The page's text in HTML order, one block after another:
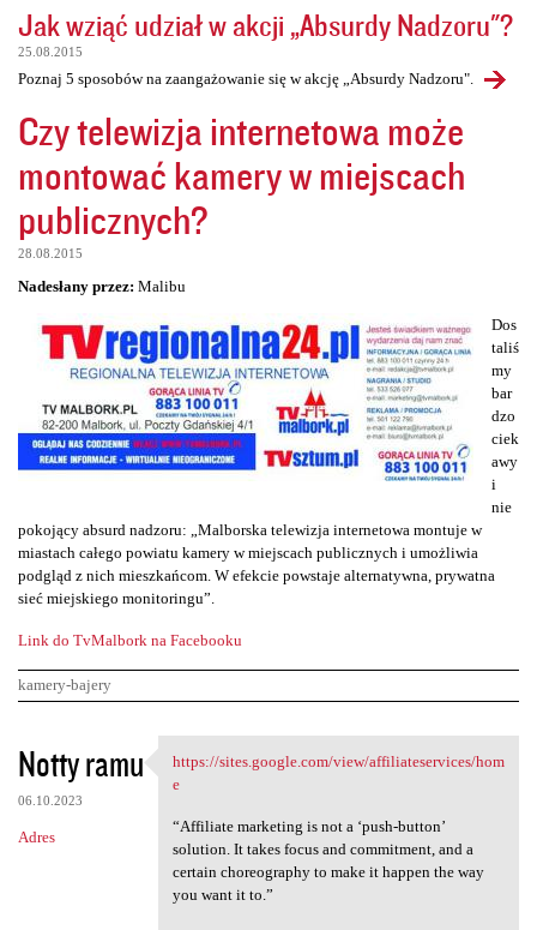
Jak wziąć udział w akcji „Absurdy Nadzoru"?
25.08.2015
Poznaj 5 sposobów na zaangażowanie się w akcję „Absurdy Nadzoru".
Czy telewizja internetowa może
montować kamery w miejscach
publicznych?
28.08.2015
Nadesłany przez: Malibu
Dos
taliś
my
bar
dzo
ciek
awy
i
nie
pokojący absurd nadzoru: „Malborska telewizja internetowa montuje w
miastach całego powiatu kamery w miejscach publicznych i umożliwia
podgląd z nich mieszkańcom. W efekcie powstaje alternatywna, prywatna
sieć miejskiego monitoringu”.
Link do TvMalbork na Facebooku
kamery-bajery
K
o
m
e
Notty ramu
06.10.2023
Adres
https://sites.google.com/view
https://sites.google.com/view/affiliateservices/hom
e
“Affiliate marketing is not a ‘push-button’
solution. It takes focus and commitment, and a
certain choreography to make it happen the way
you want it to.”